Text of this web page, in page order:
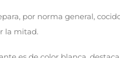
por norma general,
la mitad.